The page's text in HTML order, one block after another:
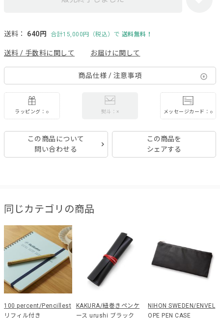
送料： 640円 合計15,000円（税込）で 送料無料！
送料 / 手数料に関して お届けに関して
商品仕様 / 注意事項
ラッピング：○ 熨斗：× メッセージカード：○
この商品について
問い合わせる
この商品を
シェアする
同じカテゴリの商品
100 percent/Pencillest
リフィル付き
KAKURA/紐巻きペンケ
ース urushi ブラック
NIHON SWEDEN/ENVEL
OPE PEN CASE